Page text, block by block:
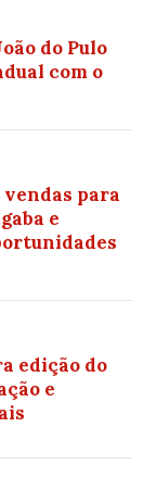
do Pulo
com o
para
e
edição do
e